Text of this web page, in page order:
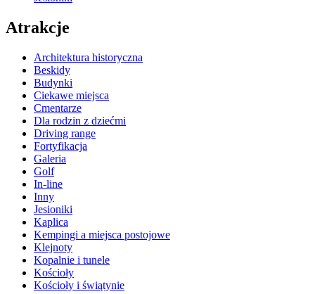
Atrakcje
Architektura historyczna
Beskidy
Budynki
Ciekawe miejsca
Cmentarze
Dla rodzin z dziećmi
Driving range
Fortyfikacja
Galeria
Golf
In-line
Inny
Jesioniki
Kaplica
Kempingi a miejsca postojowe
Klejnoty
Kopalnie i tunele
Kościoły
Kościoły i świątynie